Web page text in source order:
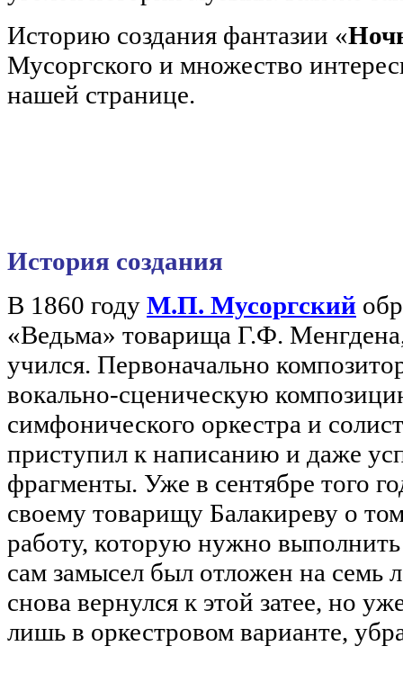
Историю создания фантазии «
Мусоргского и множество
нашей странице.
История создания
В 1860 году М.П. Мусоргский
«Ведьма» товарища Г.Ф.
учился. Первоначально
вокально-сценическую
симфонического оркестра и
приступил к написанию и даже
фрагменты. Уже в сентябре того
своему товарищу Балакиреву о
работу, которую нужно
сам замысел был отложен на семь
снова вернулся к этой затее, но
лишь в оркестровом варианте,